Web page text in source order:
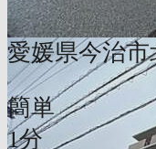
愛媛県今治市
簡単
1分